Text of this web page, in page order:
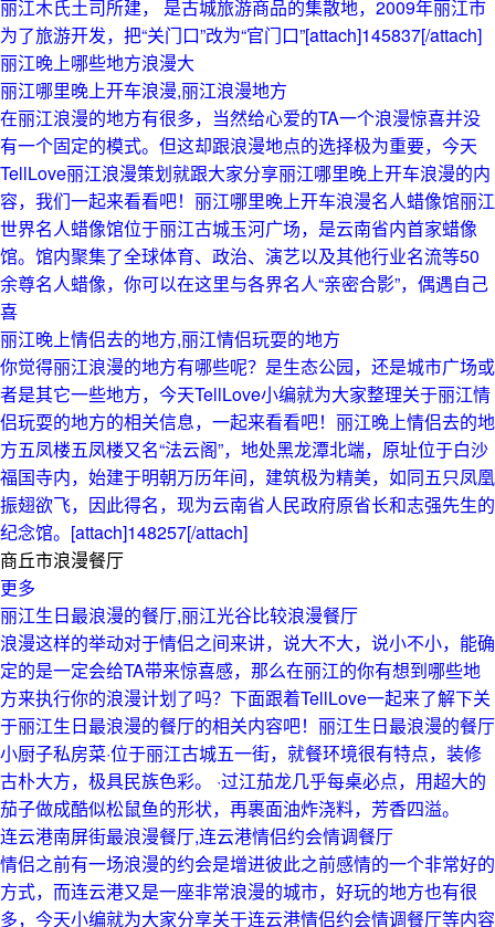
丽江木氏土司所建， 是古城旅游商品的集散地，2009年丽江市
为了旅游开发，把“关门口”改为“官门口”[attach]145837[/attach]
丽江晚上哪些地方浪漫大
丽江哪里晚上开车浪漫,丽江浪漫地方
在丽江浪漫的地方有很多，当然给心爱的TA一个浪漫惊喜并没
有一个固定的模式。但这却跟浪漫地点的选择极为重要，今天
TellLove丽江浪漫策划就跟大家分享丽江哪里晚上开车浪漫的内
容，我们一起来看看吧！丽江哪里晚上开车浪漫名人蜡像馆丽江
世界名人蜡像馆位于丽江古城玉河广场，是云南省内首家蜡像
馆。馆内聚集了全球体育、政治、演艺以及其他行业名流等50
余尊名人蜡像，你可以在这里与各界名人“亲密合影”，偶遇自己
喜
丽江晚上情侣去的地方,丽江情侣玩耍的地方
你觉得丽江浪漫的地方有哪些呢？是生态公园，还是城市广场或
者是其它一些地方，今天TellLove小编就为大家整理关于丽江情
侣玩耍的地方的相关信息，一起来看看吧！丽江晚上情侣去的地
方五凤楼五凤楼又名“法云阁”，地处黑龙潭北端，原址位于白沙
福国寺内，始建于明朝万历年间，建筑极为精美，如同五只凤凰
振翅欲飞，因此得名，现为云南省人民政府原省长和志强先生的
纪念馆。[attach]148257[/attach]
商丘市浪漫餐厅
更多
丽江生日最浪漫的餐厅,丽江光谷比较浪漫餐厅
浪漫这样的举动对于情侣之间来讲，说大不大，说小不小，能确
定的是一定会给TA带来惊喜感，那么在丽江的你有想到哪些地
方来执行你的浪漫计划了吗？下面跟着TellLove一起来了解下关
于丽江生日最浪漫的餐厅的相关内容吧！丽江生日最浪漫的餐厅
小厨子私房菜·位于丽江古城五一街，就餐环境很有特点，装修
古朴大方，极具民族色彩。 ·过江茄龙几乎每桌必点，用超大的
茄子做成酷似松鼠鱼的形状，再裹面油炸浇料，芳香四溢。
连云港南屏街最浪漫餐厅,连云港情侣约会情调餐厅
情侣之前有一场浪漫的约会是增进彼此之前感情的一个非常好的
方式，而连云港又是一座非常浪漫的城市，好玩的地方也有很
多，今天小编就为大家分享关于连云港情侣约会情调餐厅等内容